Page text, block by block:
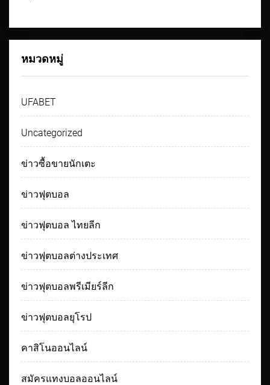
หมวดหมู่
UFABET
Uncategorized
ข่าวซื้อขายนักเตะ
ข่าวฟุตบอล
ข่าวฟุตบอล ไทยลีก
ข่าวฟุตบอลต่างประเทศ
ข่าวฟุตบอลพรีเมียร์ลีก
ข่าวฟุตบอลยุโรป
คาสิโนออนไลน์
สมัครแทงบอลออนไลน์